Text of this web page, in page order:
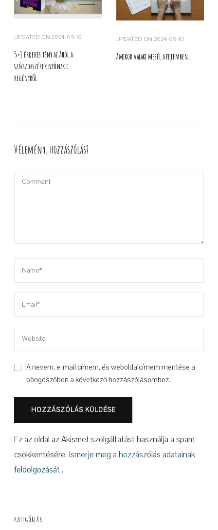
UPDATED ON 2024-09-10
5+1 érdekes tény az Ahol a
százszorszépek nyílnak c.
regényről
UPDATED ON 2024-09-10
Amikor valaki mesél a fejemben…
Vélemény, hozzászólás?
A nevem, e-mail címem, és weboldalcímem mentése a
böngészőben a következő hozzászólásomhoz.
Ez az oldal az Akismet szolgáltatást használja a spam
csökkentésére. Ismerje meg a hozzászólás adatainak
feldolgozását.
KATEGÓRIÁK